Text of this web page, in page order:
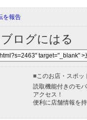
を報告
ログにはる
■このお店・スポッ
読取機能付きのモ
アクセス！
便利に店舗情報を